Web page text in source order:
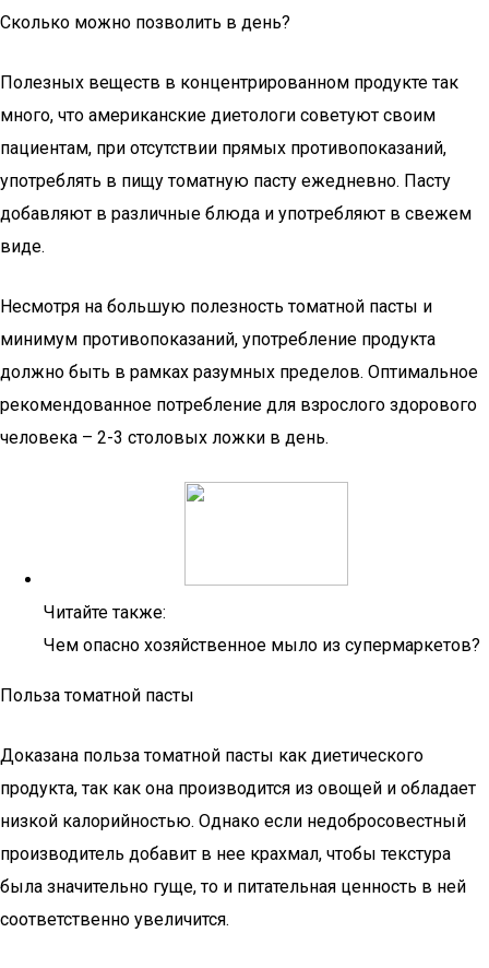
Сколько можно позволить в день?
Полезных веществ в концентрированном продукте так
много, что американские диетологи советуют своим
пациентам, при отсутствии прямых противопоказаний,
употреблять в пищу томатную пасту ежедневно. Пасту
добавляют в различные блюда и употребляют в свежем
виде.
Несмотря на большую полезность томатной пасты и
минимум противопоказаний, употребление продукта
должно быть в рамках разумных пределов. Оптимальное
рекомендованное потребление для взрослого здорового
человека – 2-3 столовых ложки в день.
Читайте также:
Чем опасно хозяйственное мыло из супермаркетов?
Польза томатной пасты
Доказана польза томатной пасты как диетического
продукта, так как она производится из овощей и обладает
низкой калорийностью. Однако если недобросовестный
производитель добавит в нее крахмал, чтобы текстура
была значительно гуще, то и питательная ценность в ней
соответственно увеличится.